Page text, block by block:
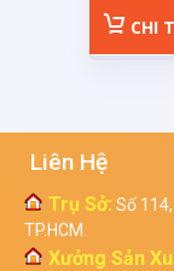
CHI
Liên Hệ
Trụ Sở: Số
TP.HCM.
Xưởng Sản